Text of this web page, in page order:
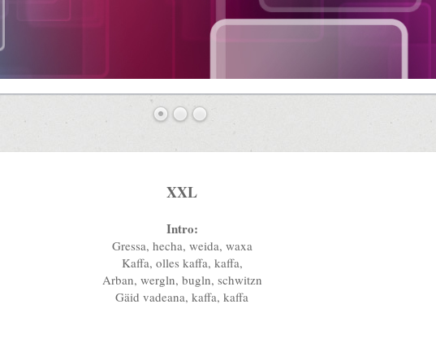
XXL
Intro:
Gressa, hecha, weida, waxa
Kaffa, olles kaffa, kaffa,
Arban, wergln, bugln, schwitzn
Gäid vadeana, kaffa, kaffa